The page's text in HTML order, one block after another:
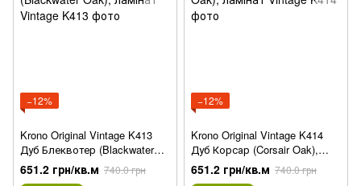
−12%
Krono Original Vintage K413
Дуб Блеквотер (Blackwater
Oak), ламінат
651.2 грн/кв.м 740.0 грн
−12%
Krono Original Vintage K414
Дуб Корсар (Corsair Oak),
ламінат
651.2 грн/кв.м 740.0 грн